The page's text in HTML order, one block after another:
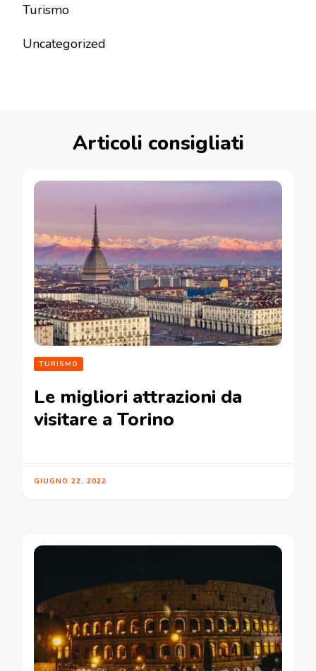
Turismo
Uncategorized
Articoli consigliati
TURISMO
Le migliori attrazioni da
visitare a Torino
GIUGNO 22, 2022